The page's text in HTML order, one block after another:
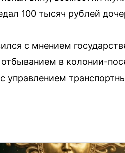
100 тысяч рублей
с мнением
в колонии-
управлением